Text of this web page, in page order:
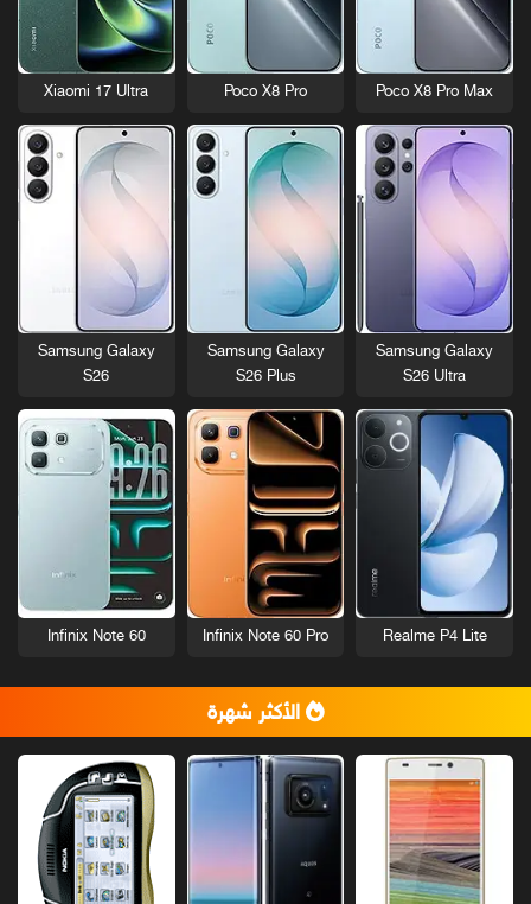
Poco X8 Pro Max
Poco X8 Pro
Xiaomi 17 Ultra
Samsung Galaxy
S26 Ultra
Samsung Galaxy
S26 Plus
Samsung Galaxy
S26
Realme P4 Lite
Infinix Note 60 Pro
Infinix Note 60
الأكثر شهرة